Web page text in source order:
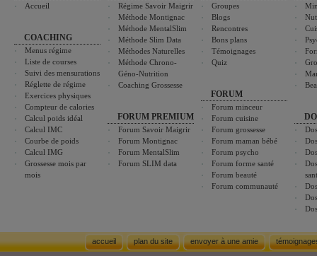
Accueil
COACHING
Menus régime
Liste de courses
Suivi des mensurations
Réglette de régime
Exercices physiques
Compteur de calories
Calcul poids idéal
Calcul IMC
Courbe de poids
Calcul IMG
Grossesse mois par
mois
Régime Savoir Maigrir
Méthode Montignac
Méthode MentalSlim
Méthode Slim Data
Méthodes Naturelles
Méthode Chrono-
Géno-Nutrition
Coaching Grossesse
FORUM PREMIUM
Forum Savoir Maigrir
Forum Montignac
Forum MentalSlim
Forum SLIM data
Groupes
Blogs
Rencontres
Bons plans
Témoignages
Quiz
FORUM
Forum minceur
Forum cuisine
Forum grossesse
Forum maman bébé
Forum psycho
Forum forme santé
Forum beauté
Forum communauté
accueil plan du site envoyer à une amie